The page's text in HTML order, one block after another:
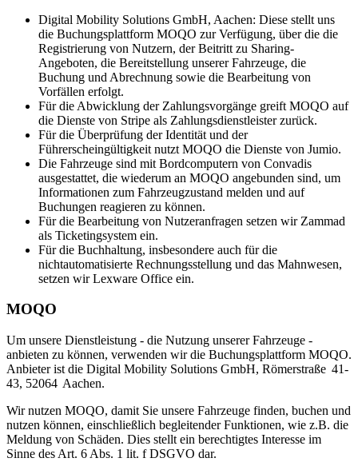
Digital Mobility Solutions GmbH, Aachen: Diese stellt uns
die Buchungsplattform MOQO zur Verfügung, über die die
Registrierung von Nutzern, der Beitritt zu Sharing-
Angeboten, die Bereitstellung unserer Fahrzeuge, die
Buchung und Abrechnung sowie die Bearbeitung von
Vorfällen erfolgt.
Für die Abwicklung der Zahlungsvorgänge greift MOQO auf
die Dienste von Stripe als Zahlungsdienstleister zurück.
Für die Überprüfung der Identität und der
Führerscheingültigkeit nutzt MOQO die Dienste von Jumio.
Die Fahrzeuge sind mit Bordcomputern von Convadis
ausgestattet, die wiederum an MOQO angebunden sind, um
Informationen zum Fahrzeugzustand melden und auf
Buchungen reagieren zu können.
Für die Bearbeitung von Nutzeranfragen setzen wir Zammad
als Ticketingsystem ein.
Für die Buchhaltung, insbesondere auch für die
nichtautomatisierte Rechnungsstellung und das Mahnwesen,
setzen wir Lexware Office ein.
MOQO
Um unsere Dienstleistung - die Nutzung unserer Fahrzeuge -
anbieten zu können, verwenden wir die Buchungsplattform MOQO.
Anbieter ist die Digital Mobility Solutions GmbH, Römerstraße 41-
43, 52064 Aachen.
Wir nutzen MOQO, damit Sie unsere Fahrzeuge finden, buchen und
nutzen können, einschließlich begleitender Funktionen, wie z.B. die
Meldung von Schäden. Dies stellt ein berechtigtes Interesse im
Sinne des Art. 6 Abs. 1 lit. f DSGVO dar.